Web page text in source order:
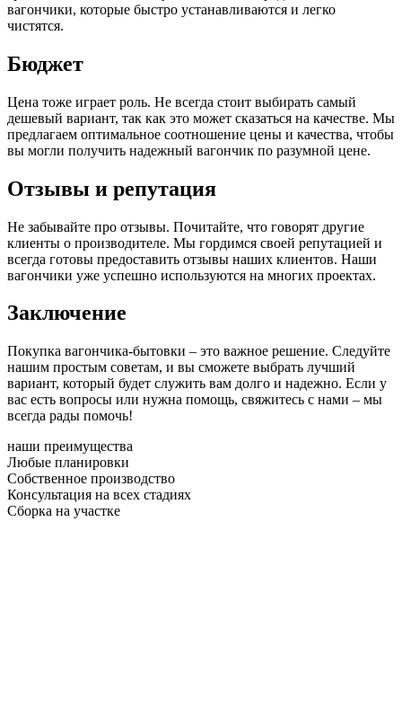
вагончики, которые быстро устанавливаются и легко
чистятся.
Бюджет
Цена тоже играет роль. Не всегда стоит выбирать самый
дешевый вариант, так как это может сказаться на качестве. Мы
предлагаем оптимальное соотношение цены и качества, чтобы
вы могли получить надежный вагончик по разумной цене.
Отзывы и репутация
Не забывайте про отзывы. Почитайте, что говорят другие
клиенты о производителе. Мы гордимся своей репутацией и
всегда готовы предоставить отзывы наших клиентов. Наши
вагончики уже успешно используются на многих проектах.
Заключение
Покупка вагончика-бытовки – это важное решение. Следуйте
нашим простым советам, и вы сможете выбрать лучший
вариант, который будет служить вам долго и надежно. Если у
вас есть вопросы или нужна помощь, свяжитесь с нами – мы
всегда рады помочь!
наши преимущества
Любые планировки
Собственное производство
Консультация на всех стадиях
Сборка на участке